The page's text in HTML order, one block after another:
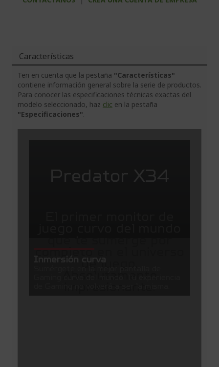
Características
Ten en cuenta que la pestaña "Características"
contiene información general sobre la serie de productos.
Para conocer las especificaciones técnicas exactas del
modelo seleccionado, haz clic en la pestaña
"Especificaciones".